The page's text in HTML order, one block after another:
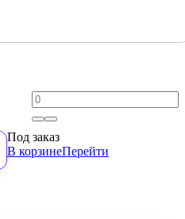
Под заказ
В корзинеПерейти